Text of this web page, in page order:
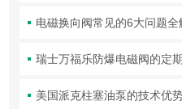
电磁换向阀常见的6大问题全
瑞士万福乐防爆电磁阀的定
美国派克柱塞油泵的技术优